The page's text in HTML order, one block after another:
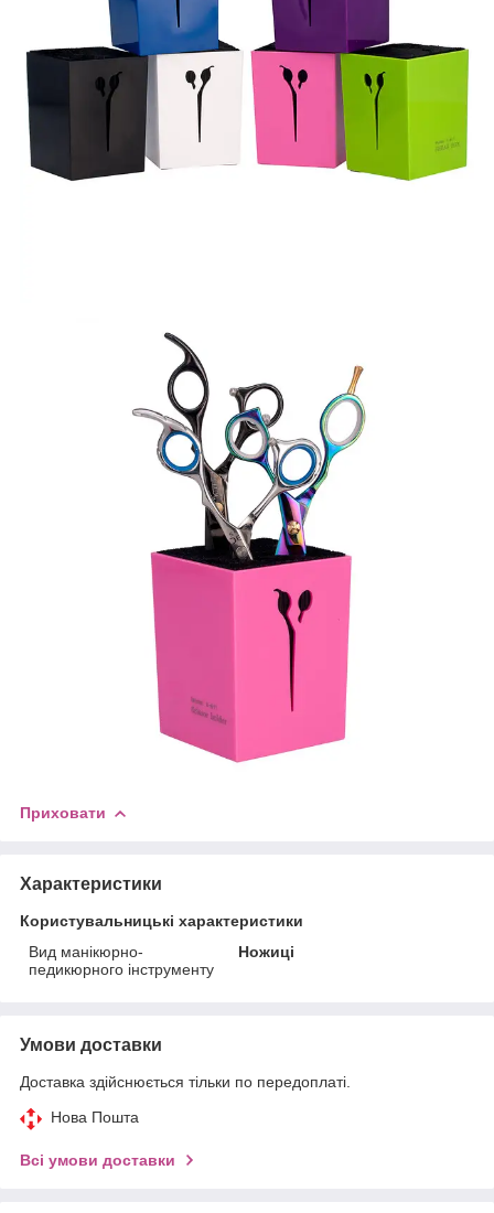
Приховати
Характеристики
Користувальницькі характеристики
Вид манікюрно-
педикюрного інструменту
Ножиці
Умови доставки
Доставка здійснюється тільки по передоплаті.
Нова Пошта
Всі умови доставки